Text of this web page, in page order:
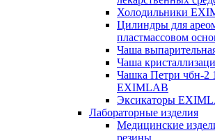
Холодильники
Цилиндры для
пластмассовом
Чаша
Чаша
Чашка Петри чбн-2
EXIMLAB
Эксикаторы
Лабораторные изделия
Медицинские